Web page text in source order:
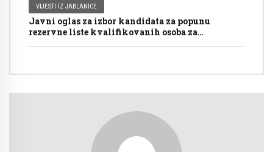
VIJESTI IZ JABLANICE
Javni oglas za izbor kandidata za popunu
rezervne liste kvalifikovanih osoba za